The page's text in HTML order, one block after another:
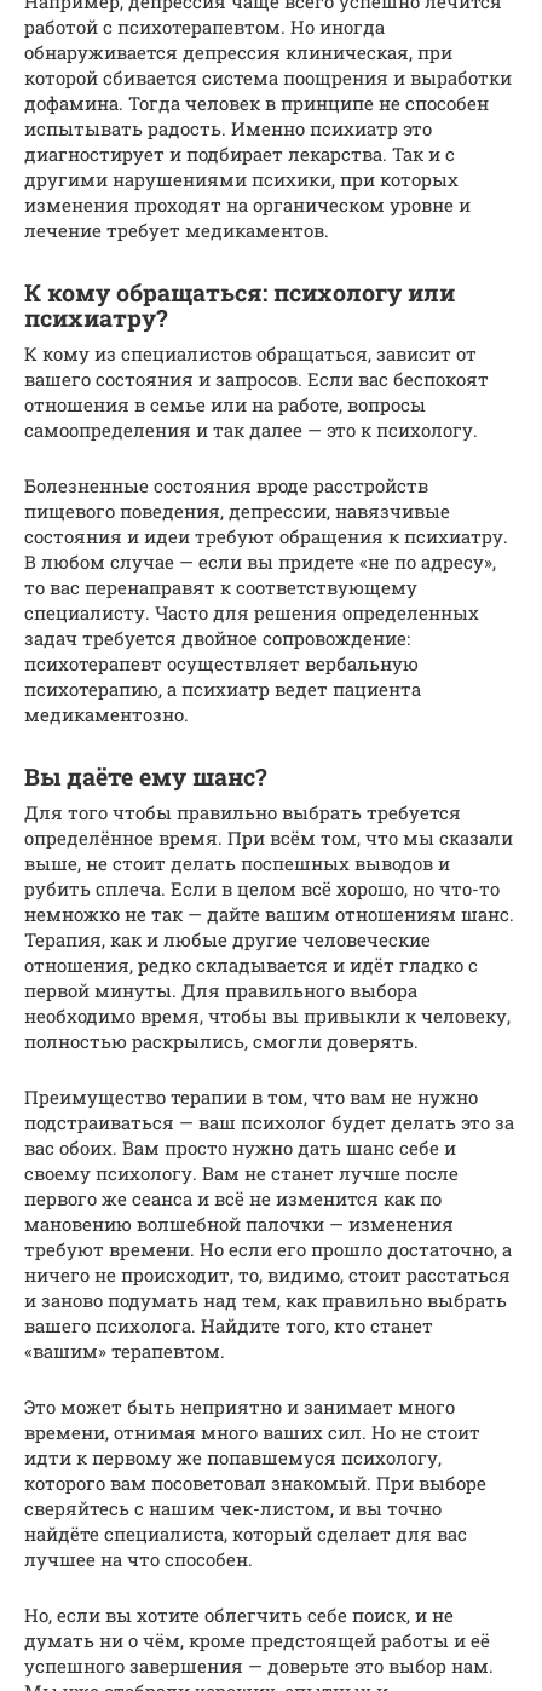
работой с психотерапевтом. Но иногда
обнаруживается депрессия клиническая, при
которой сбивается система поощрения и выработки
дофамина. Тогда человек в принципе не способен
испытывать радость. Именно психиатр это
диагностирует и подбирает лекарства. Так и с
другими нарушениями психики, при которых
изменения проходят на органическом уровне и
лечение требует медикаментов.
К кому обращаться: психологу или
психиатру?
К кому из специалистов обращаться, зависит от
вашего состояния и запросов. Если вас беспокоят
отношения в семье или на работе, вопросы
самоопределения и так далее — это к психологу.
Болезненные состояния вроде расстройств
пищевого поведения, депрессии, навязчивые
состояния и идеи требуют обращения к психиатру.
В любом случае — если вы придете «не по адресу»,
то вас перенаправят к соответствующему
специалисту. Часто для решения определенных
задач требуется двойное сопровождение:
психотерапевт осуществляет вербальную
психотерапию, а психиатр ведет пациента
медикаментозно.
Вы даёте ему шанс?
Для того чтобы правильно выбрать требуется
определённое время. При всём том, что мы сказали
выше, не стоит делать поспешных выводов и
рубить сплеча. Если в целом всё хорошо, но что-то
немножко не так — дайте вашим отношениям шанс.
Терапия, как и любые другие человеческие
отношения, редко складывается и идёт гладко с
первой минуты. Для правильного выбора
необходимо время, чтобы вы привыкли к человеку,
полностью раскрылись, смогли доверять.
Преимущество терапии в том, что вам не нужно
подстраиваться — ваш психолог будет делать это за
вас обоих. Вам просто нужно дать шанс себе и
своему психологу. Вам не станет лучше после
первого же сеанса и всё не изменится как по
мановению волшебной палочки — изменения
требуют времени. Но если его прошло достаточно, а
ничего не происходит, то, видимо, стоит расстаться
и заново подумать над тем, как правильно выбрать
вашего психолога. Найдите того, кто станет
«вашим» терапевтом.
Это может быть неприятно и занимает много
времени, отнимая много ваших сил. Но не стоит
идти к первому же попавшемуся психологу,
которого вам посоветовал знакомый. При выборе
сверяйтесь с нашим чек-листом, и вы точно
найдёте специалиста, который сделает для вас
лучшее на что способен.
Но, если вы хотите облегчить себе поиск, и не
думать ни о чём, кроме предстоящей работы и её
успешного завершения — доверьте это выбор нам.